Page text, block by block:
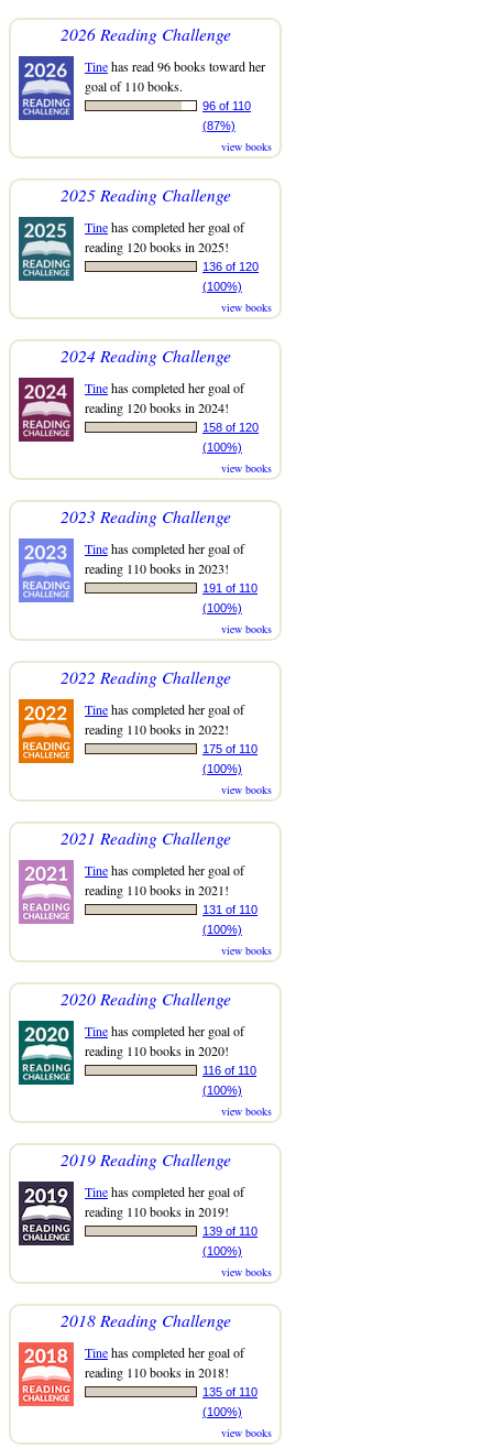
2026 Reading Challenge
Tinehas read 96 books toward her
goal of 110 books.
96 of 110
(87%)
view books
2025 Reading Challenge
Tinehas completed her goal of
reading 120 books in 2025!
136 of 120
(100%)
view books
2024 Reading Challenge
Tinehas completed her goal of
reading 120 books in 2024!
158 of 120
(100%)
view books
2023 Reading Challenge
Tinehas completed her goal of
reading 110 books in 2023!
191 of 110
(100%)
view books
2022 Reading Challenge
Tinehas completed her goal of
reading 110 books in 2022!
175 of 110
(100%)
view books
2021 Reading Challenge
Tinehas completed her goal of
reading 110 books in 2021!
131 of 110
(100%)
view books
2020 Reading Challenge
Tinehas completed her goal of
reading 110 books in 2020!
116 of 110
(100%)
view books
2019 Reading Challenge
Tinehas completed her goal of
reading 110 books in 2019!
139 of 110
(100%)
view books
2018 Reading Challenge
Tinehas completed her goal of
reading 110 books in 2018!
135 of 110
(100%)
view books